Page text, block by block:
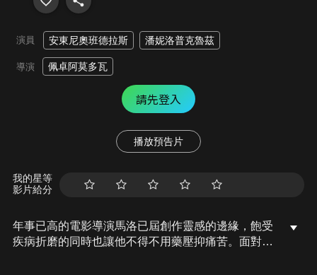
演員 安東尼奧班德拉斯 潘妮洛普克魯茲
導演 佩卓阿莫多瓦
請先登入
播放預告片
我的星等
影片給分
年事已高的電影導演馬洛已屆創作靈感的邊緣，飽受
疾病折磨的同時也讓他不得不用藥壓抑痛苦。面對現